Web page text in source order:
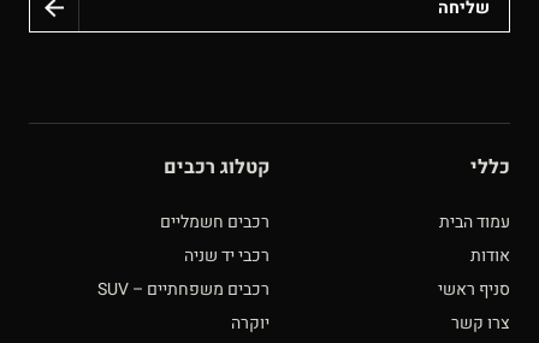
כללי
עמוד הבית
אודות
סניף ראשי
צרו קשר
קטלוג רכבים
רכבים חשמליים
רכבי יד שניה
רכבים משפחתיים – SUV
יוקרה